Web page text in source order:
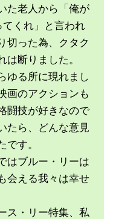
た老人から「俺が
くれ」と言われ
切った為、クタク
は断りました。
ゆる所に現れまし
画のアクションも
闘技が好きなので
たら、どんな意見
です。
はブルー・リーは
会える我々は幸せ
ス・リー特集、私